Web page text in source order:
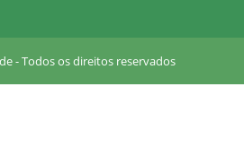
- Todos os direitos reservados